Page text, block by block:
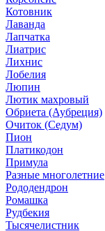
Котовник
Лаванда
Лапчатка
Лиатрис
Лихнис
Лобелия
Люпин
Лютик махровый
Обриета (Аубреция)
Очиток (Седум)
Пион
Платикодон
Примула
Разные многолетние
Рододендрон
Ромашка
Рудбекия
Тысячелистник